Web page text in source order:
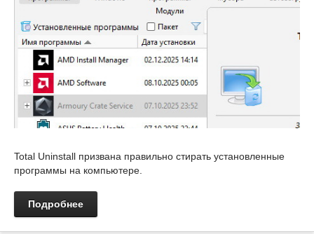
Total Uninstall призвана правильно стирать установленные
программы на компьютере.
Подробнее